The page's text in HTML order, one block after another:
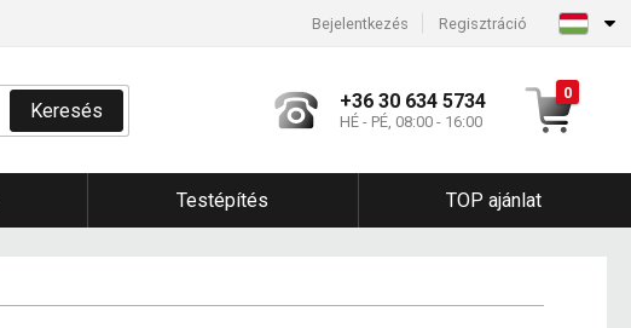
Bejelentkezés Regisztráció
Keresés +36 30 634 5734
HÉ - PÉ, 08:00 - 16:00
0
Testépítés TOP ajánlat